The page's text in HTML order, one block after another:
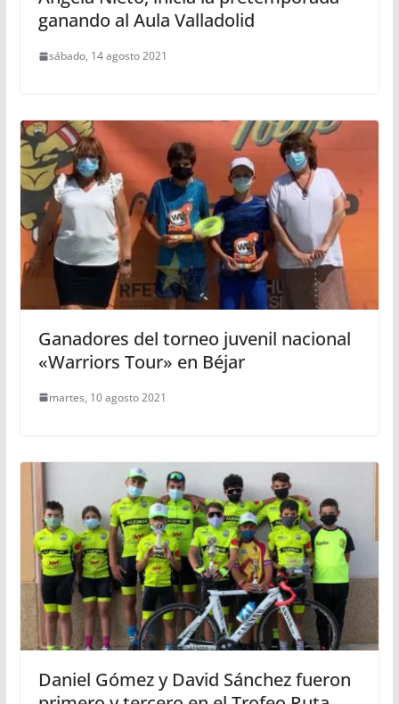
ganando al Aula Valladolid
sábado, 14 agosto 2021
Ganadores del torneo juvenil nacional
«Warriors Tour» en Béjar
martes, 10 agosto 2021
Daniel Gómez y David Sánchez fueron